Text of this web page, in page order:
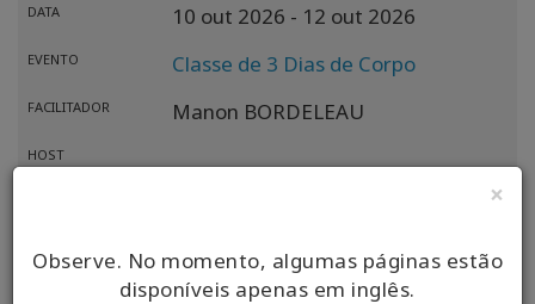
×
Observe. No momento, algumas páginas estão
disponíveis apenas em inglês.
DATA 10 out 2026 - 12 out 2026
EVENTO Classe de 3 Dias de Corpo
FACILITADOR Manon BORDELEAU
HOST